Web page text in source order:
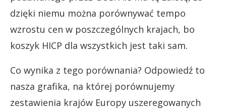
dzięki niemu można porównywać tempo
wzrostu cen w poszczególnych krajach, bo
koszyk HICP dla wszystkich jest taki sam.
Co wynika z tego porównania? Odpowiedź to
nasza grafika, na której porównujemy
zestawienia krajów Europy uszeregowanych